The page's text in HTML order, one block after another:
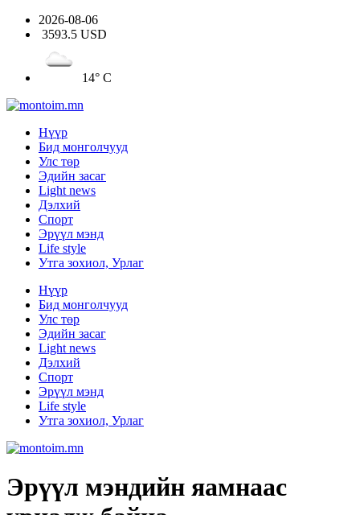
2026-08-06
3593.5 USD
14° C
Нүүр
Бид монголчууд
Улс төр
Эдийн засаг
Light news
Дэлхий
Спорт
Эрүүл мэнд
Life style
Утга зохиол, Урлаг
Нүүр
Бид монголчууд
Улс төр
Эдийн засаг
Light news
Дэлхий
Спорт
Эрүүл мэнд
Life style
Утга зохиол, Урлаг
Эрүүл мэндийн яамнаас